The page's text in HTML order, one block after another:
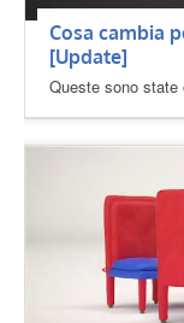
Cosa cambia
[Update]
Queste sono